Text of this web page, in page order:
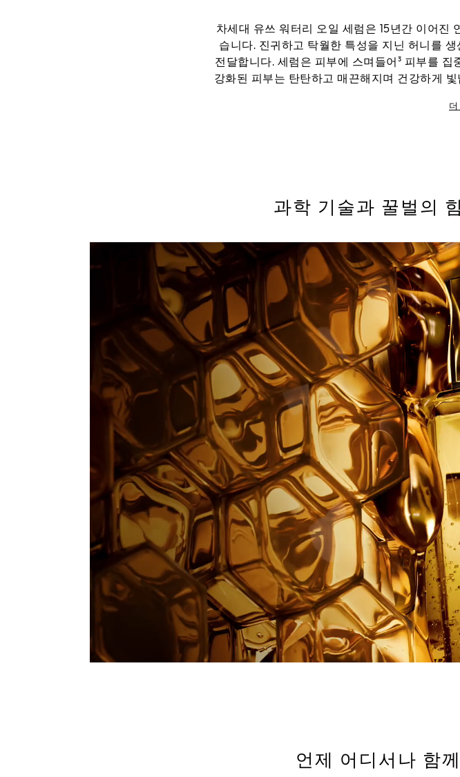
차세대 유쓰 워터리 오일 세럼은 15년간 이어진
습니다. 진귀하고 탁월한 특성을 지닌 허니를
전달합니다. 세럼은 피부에 스며들어³ 피부를 집
강화된 피부는 탄탄하고 매끈해지며 건강하게
더
과학 기술과 꿀벌의
언제 어디서나 함